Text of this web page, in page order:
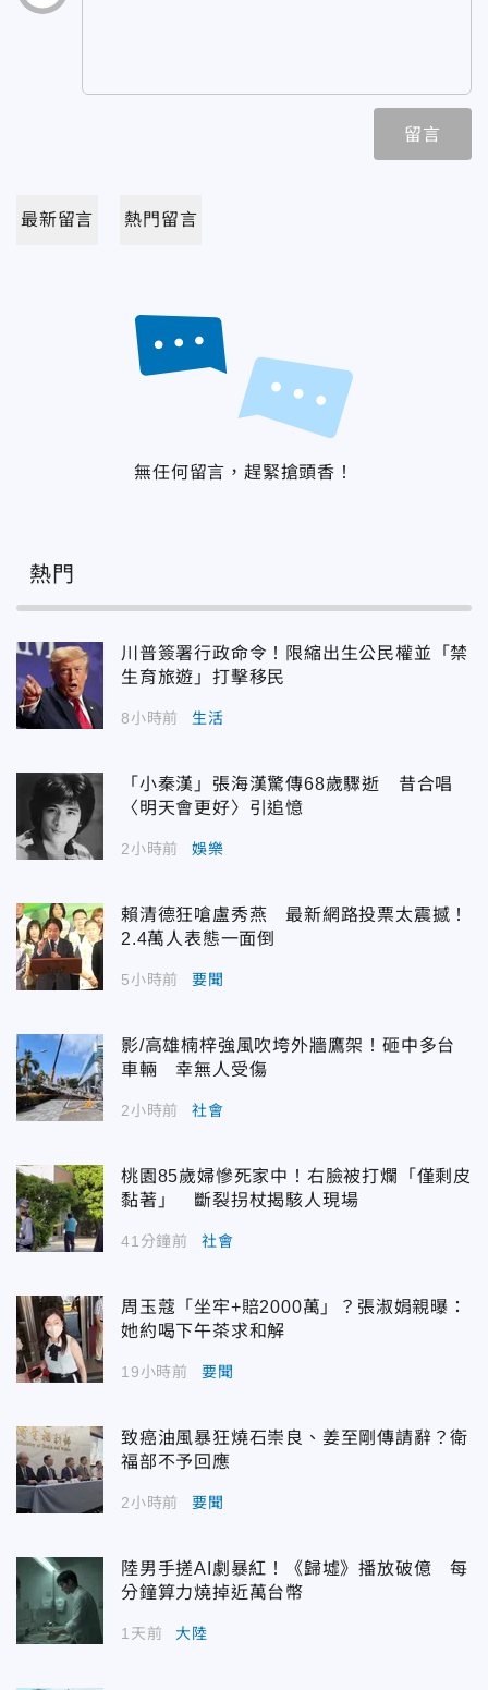
留言
最新留言 熱門留言
無任何留言，趕緊搶頭香！
熱門
川普簽署行政命令！限縮出生公民權並「禁
生育旅遊」打擊移民
8小時前 生活
「小秦漢」張海漢驚傳68歲驟逝 昔合唱
〈明天會更好〉引追憶
2小時前 娛樂
賴清德狂嗆盧秀燕 最新網路投票太震撼！
2.4萬人表態一面倒
5小時前 要聞
影/高雄楠梓強風吹垮外牆鷹架！砸中多台
車輛 幸無人受傷
2小時前 社會
桃園85歲婦慘死家中！右臉被打爛「僅剩皮
黏著」 斷裂拐杖揭駭人現場
41分鐘前 社會
周玉蔻「坐牢+賠2000萬」？張淑娟親曝：
她約喝下午茶求和解
19小時前 要聞
致癌油風暴狂燒石崇良、姜至剛傳請辭？衛
福部不予回應
2小時前 要聞
陸男手搓AI劇暴紅！《歸墟》播放破億 每
分鐘算力燒掉近萬台幣
1天前 大陸